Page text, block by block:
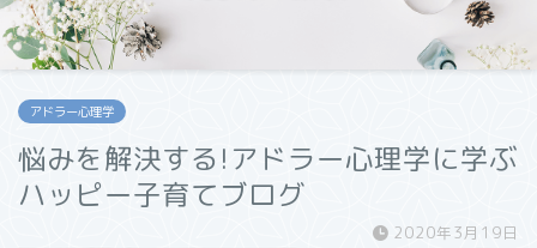
アドラー心理学
悩みを解決する!アドラー心理学に学ぶ
ハッピー子育てブログ
2020年3月19日